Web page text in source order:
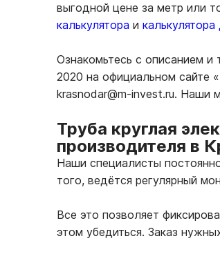
выгодной цене за метр или
калькулятора и калькулятора
Ознакомьтесь с описанием
2020 на официальном сайте
krasnodar@m-invest.ru. Наши
Труба круглая
производителя в
Наши специалисты
того, ведётся регулярный
Все это позволяет
этом убедиться. Заказ